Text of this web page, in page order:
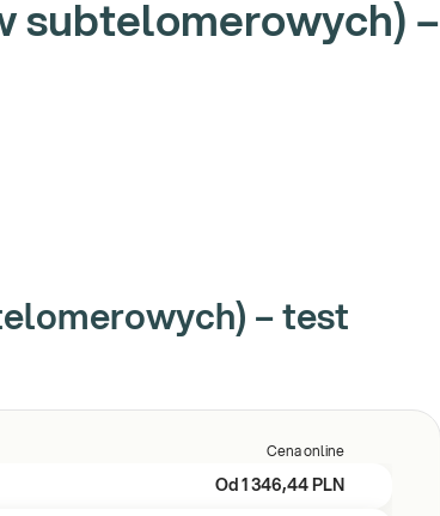
subtelomerowych) –
– test
Cena online
Od 1 346,44 PLN